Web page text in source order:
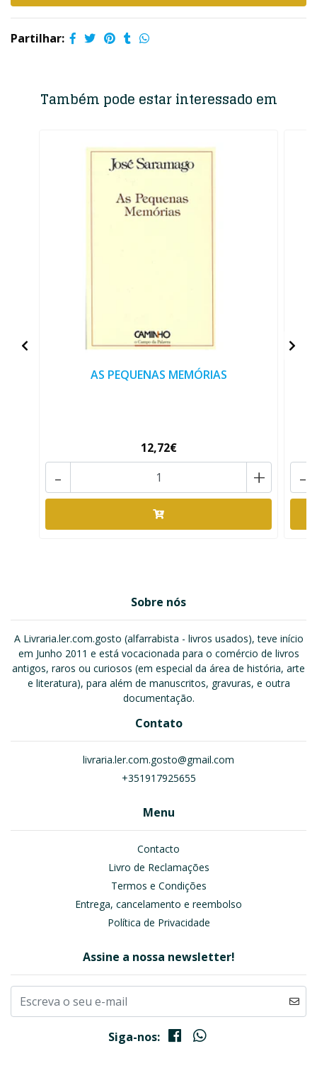
Partilhar:
Também pode estar interessado em
AS PEQUENAS MEMÓRIAS
12,72€
+
- -
Sobre nós
A Livraria.ler.com.gosto (alfarrabista - livros usados), teve início
em Junho 2011 e está vocacionada para o comércio de livros
antigos, raros ou curiosos (em especial da área de história, arte
e literatura), para além de manuscritos, gravuras, e outra
documentação.
Contato
livraria.ler.com.gosto@gmail.com
+351917925655
Menu
Contacto
Livro de Reclamações
Termos e Condições
Entrega, cancelamento e reembolso
Política de Privacidade
Assine a nossa newsletter!
Siga-nos: